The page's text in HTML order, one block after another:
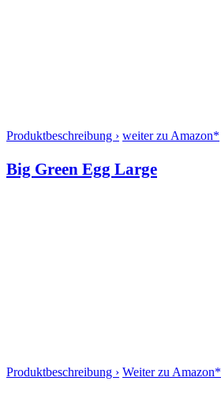
Produktbeschreibung › weiter zu Amazon*
Big Green Egg Large
Produktbeschreibung › Weiter zu Amazon*